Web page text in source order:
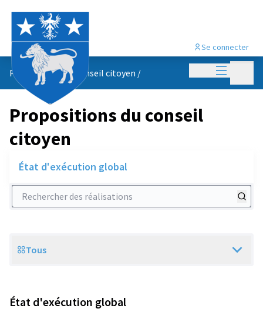
Menu
Se connecter
Propositions du conseil citoyen /
Propositions du conseil
citoyen
État d'exécution global
Rechercher des réalisations
Scope
Tous
État d'exécution global